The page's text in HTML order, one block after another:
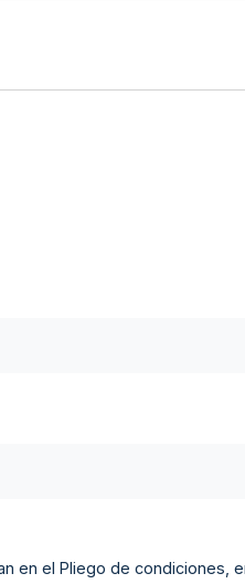
en el Pliego de condiciones,